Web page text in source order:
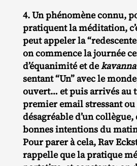
4. Un phénomène connu,
pratiquent la méditation,
peut appeler la
on commence la journée
d’équanimité et dekavanna
sentant “Un” avec le
ouvert… et puis arrivés au
premier email stressant
désagréable d’un collègue,
bonnes intentions du
Pour parer à cela, Rav
rappelle que la pratique